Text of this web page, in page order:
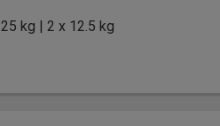
25 kg | 2 x 12.5 kg